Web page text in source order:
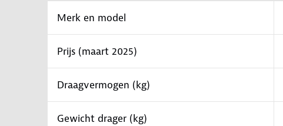
Merk en model
Prijs (maart 2025)
Draagvermogen (kg)
Gewicht drager (kg)